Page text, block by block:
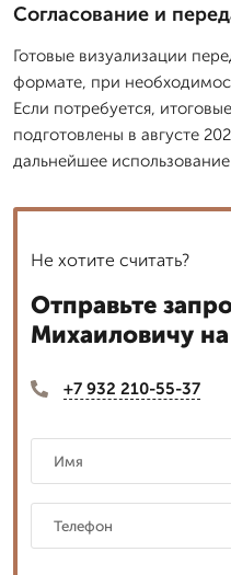
Согласование и
Готовые визуализации
формате, при
Если потребуется,
подготовлены в августе
дальнейшее
Не хотите считать?
Отправьте
Михаиловичу
+7 932 210-55-37